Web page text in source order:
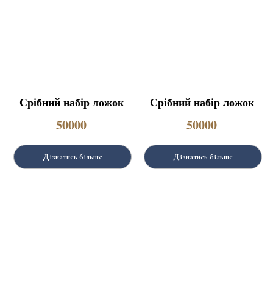
Срібний набір ложок
50000
Дізнатись більше
Срібний набір ложок
50000
Дізнатись більше